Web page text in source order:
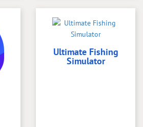
Ultimate Fishing
Simulator